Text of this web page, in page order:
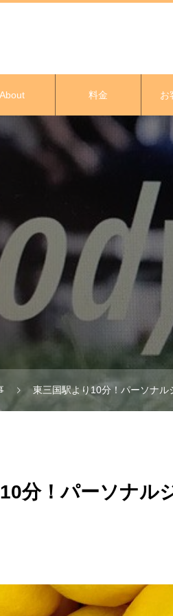
About 料金 お
東三国駅より10分！パーソナル
分！パーソナル